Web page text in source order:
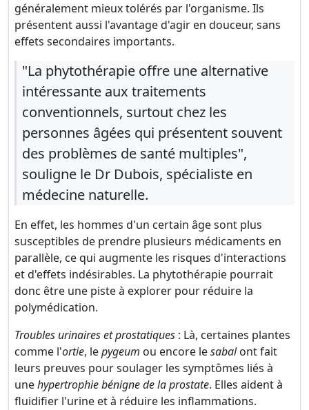
généralement mieux tolérés par l'organisme. Ils
présentent aussi l'avantage d'agir en douceur, sans
effets secondaires importants.
"La phytothérapie offre une alternative
intéressante aux traitements
conventionnels, surtout chez les
personnes âgées qui présentent souvent
des problèmes de santé multiples",
souligne le Dr Dubois, spécialiste en
médecine naturelle.
En effet, les hommes d'un certain âge sont plus
susceptibles de prendre plusieurs médicaments en
parallèle, ce qui augmente les risques d'interactions
et d'effets indésirables. La phytothérapie pourrait
donc être une piste à explorer pour réduire la
polymédication.
Troubles urinaires et prostatiques : Là, certaines plantes
comme l'ortie, lepygeum ou encore lesabalont fait
leurs preuves pour soulager les symptômes liés à
unehypertrophie bénigne de la prostate. Elles aident à
fluidifier l'urine et à réduire les inflammations.